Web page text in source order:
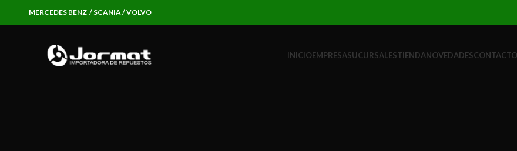
MERCEDES BENZ / SCANIA / VOLVO
INICIOEMPRESASUCURSALESTIENDANOVEDADESCONTACTO